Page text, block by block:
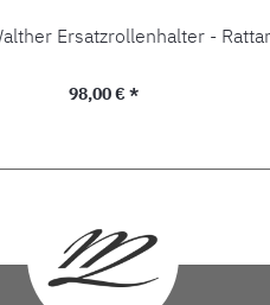
Ersatzrollenhalter -
Regulärer Preis:
98,00 € *